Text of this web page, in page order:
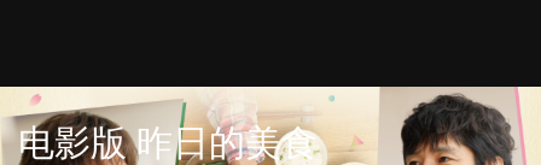
电影版 昨日的美食